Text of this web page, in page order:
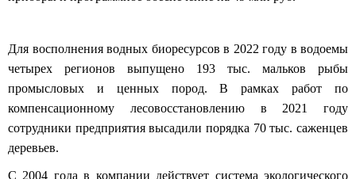
Для восполнения водных биоресурсов в 2022 году в водоемы
четырех регионов
выпущено 193 тыс. мальков рыбы
промысловых и ценных пород.В
рамках работ по
компенсационному лесовосстановлению в 2021 году
сотрудники предприятия высадили порядка 70 тыс
саженцев
деревьев
С 2004 года в компании действует система экологического